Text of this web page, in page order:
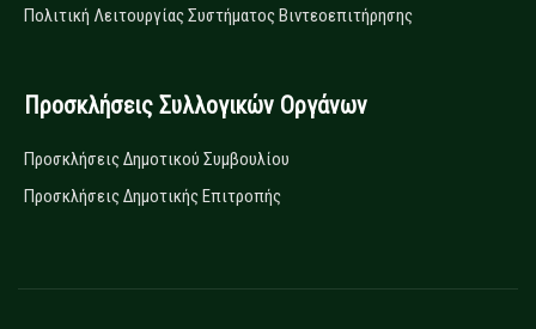
Πολιτική Λειτουργίας Συστήματος Βιντεοεπιτήρησης
Προσκλήσεις Συλλογικών Οργάνων
Προσκλήσεις Δημοτικού Συμβουλίου
Προσκλήσεις Δημοτικής Επιτροπής